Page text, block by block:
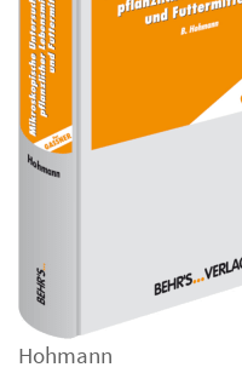
Hohmann